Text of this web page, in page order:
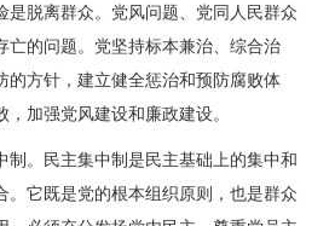
是脱离群众。党风问题、党同人民群众
亡的问题。党坚持标本兼治、综合治
的方针，建立健全惩治和预防腐败体
加强党风建设和廉政建设。
。民主集中制是民主基础上的集中和
。它既是党的根本组织原则，也是群众